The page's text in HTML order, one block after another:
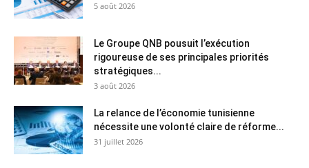
5 août 2026
Le Groupe QNB pousuit l’exécution
rigoureuse de ses principales priorités
stratégiques...
3 août 2026
La relance de l’économie tunisienne
nécessite une volonté claire de réforme...
31 juillet 2026